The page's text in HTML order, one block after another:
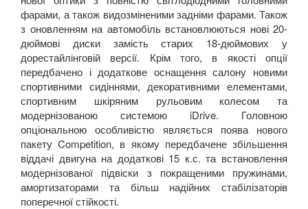
фарами, а також видозміненими задніми фарами. Також
з оновленням на автомобіль встановлюються нові 20-
дюймові диски замість старих 18-дюймових у
дорестайлінговій версії. Крім того, в якості опції
передбачено і додаткове оснащення салону новими
спортивними сидіннями, декоративними елементами,
спортивним шкіряним рульовим колесом та
модернізованою системою iDrive. Головною
опціональною особливістю являється поява нового
пакету Competition, в якому передбачене збільшення
віддачі двигуна на додаткові 15 к.с. та встановлення
модернізованої підвіски з покращеними пружинами,
амортизаторами та більш надійних стабілізаторів
поперечної стійкості.